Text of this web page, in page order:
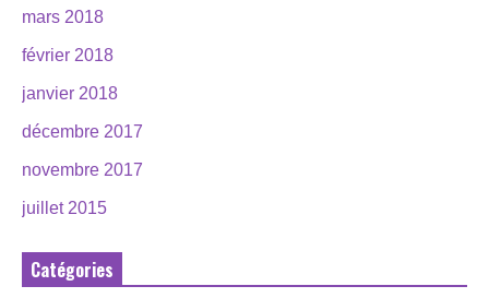
mars 2018
février 2018
janvier 2018
décembre 2017
novembre 2017
juillet 2015
Catégories